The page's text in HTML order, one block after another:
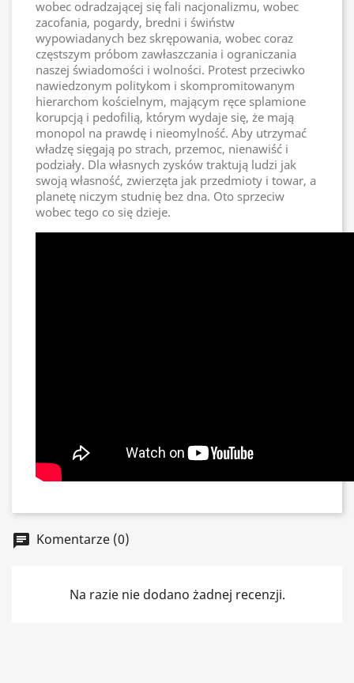
wobec odradzającej się fali nacjonalizmu, wobec
zacofania, pogardy, bredni i świństw
wypowiadanych bez skrępowania, wobec coraz
częstszym próbom zawłaszczania i ograniczania
naszej świadomości i wolności. Protest przeciwko
nawiedzonym politykom i skompromitowanym
hierarchom kościelnym, mającym ręce splamione
korupcją i pedofilią, którym wydaje się, że mają
monopol na prawdę i nieomylność. Aby utrzymać
władzę sięgają po strach, przemoc, nienawiść i
podziały. Dla własnych zysków traktują ludzi jak
swoją własność, zwierzęta jak przedmioty i towar, a
planetę niczym studnię bez dna. Oto sprzeciw
wobec tego co się dzieje.
chat Komentarze (0)
Na razie nie dodano żadnej recenzji.